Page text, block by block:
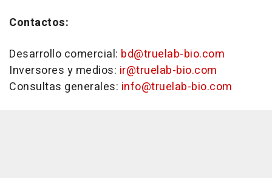
Contactos:
Desarrollo comercial: bd@truelab-bio.com
Inversores y medios: ir@truelab-bio.com
Consultas generales: info@truelab-bio.com